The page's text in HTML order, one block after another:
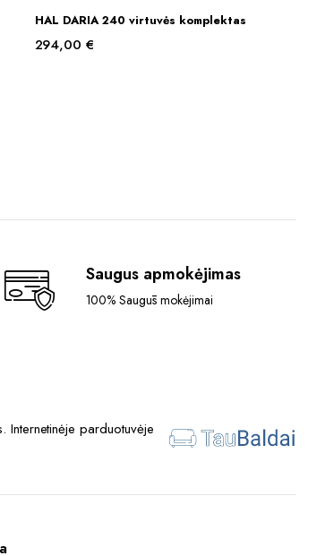
Į KREPŠELĮ
HAL DARIA 240 virtuvės komplektas
294,00€
Saugus apmokėjimas
100% Saugūs mokėjimai
parduotuvėje